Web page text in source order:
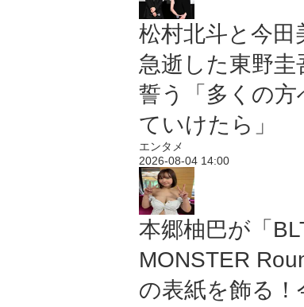
松村北斗と今田
急逝した東野圭
誓う「多くの方
ていけたら」
エンタメ
2026-08-04 14:00
本郷柚巴が「
MONSTER
の表紙を飾る！